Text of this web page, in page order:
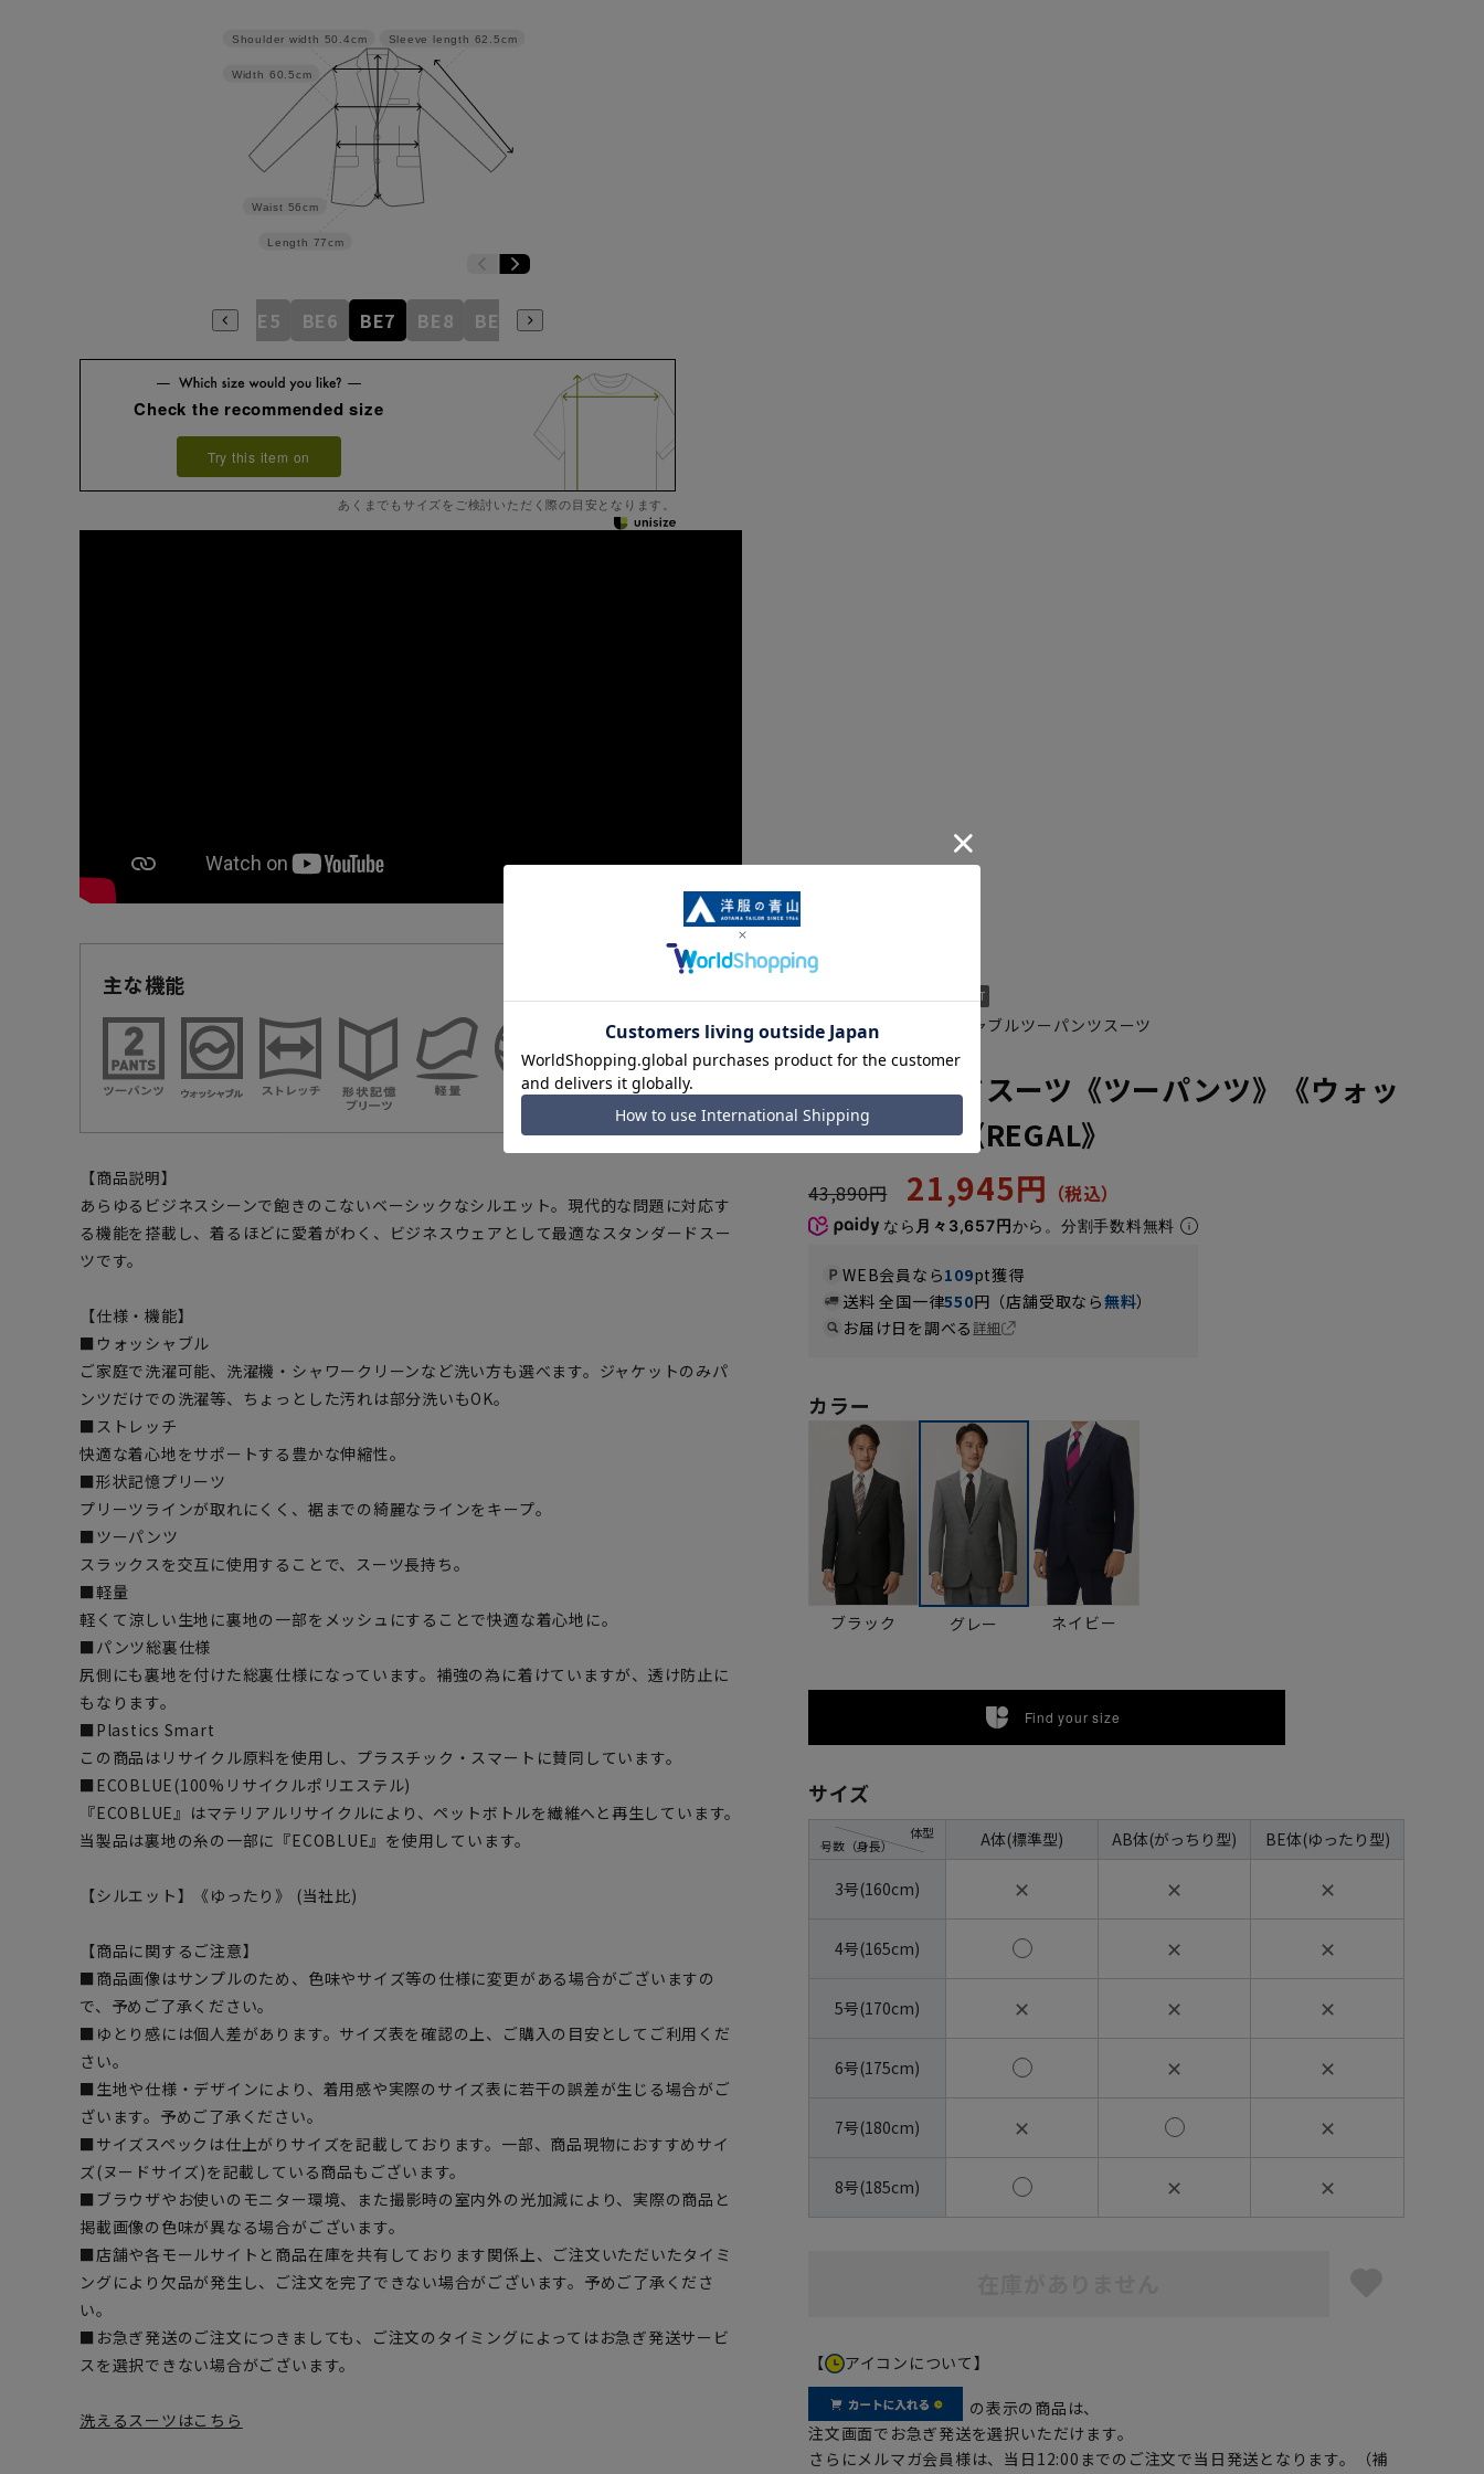
Sleeve length 62.5cm
Length 77cm
Waist 56cm
Width 60.5cm
Shoulder width 50.4cm
BE4 BE5 BE6 BE7 BE8 BE9 BE10
Check the recommended size
Try this item on
あくまでもサイズをご検討いただく際の目安となります。
主な機能
【商品説明】
あらゆるビジネスシーンで飽きのこないベーシックなシルエット。現代的な問題に対応す
る機能を搭載し、着るほどに愛着がわく、ビジネスウェアとして最適なスタンダードスー
ツです。
【仕様・機能】
■ウォッシャブル
ご家庭で洗濯可能、洗濯機・シャワークリーンなど洗い方も選べます。ジャケットのみパ
ンツだけでの洗濯等、ちょっとした汚れは部分洗いもOK。
■ストレッチ
快適な着心地をサポートする豊かな伸縮性。
■形状記憶プリーツ
プリーツラインが取れにくく、裾までの綺麗なラインをキープ。
■ツーパンツ
スラックスを交互に使用することで、スーツ長持ち。
■軽量
軽くて涼しい生地に裏地の一部をメッシュにすることで快適な着心地に。
■パンツ総裏仕様
尻側にも裏地を付けた総裏仕様になっています。補強の為に着けていますが、透け防止に
もなります。
■Plastics Smart
この商品はリサイクル原料を使用し、プラスチック・スマートに賛同しています。
■ECOBLUE(100%リサイクルポリエステル)
『ECOBLUE』はマテリアルリサイクルにより、ペットボトルを繊維へと再生しています。
当製品は裏地の糸の一部に『ECOBLUE』を使用しています。
【シルエット】《ゆったり》 (当社比)
【商品に関するご注意】
■商品画像はサンプルのため、色味やサイズ等の仕様に変更がある場合がございますの
で、予めご了承ください。
■ゆとり感には個人差があります。サイズ表を確認の上、ご購入の目安としてご利用くだ
さい。
■生地や仕様・デザインにより、着用感や実際のサイズ表に若干の誤差が生じる場合がご
ざいます。予めご了承ください。
■サイズスペックは仕上がりサイズを記載しております。一部、商品現物におすすめサイ
ズ(ヌードサイズ)を記載している商品もございます。
■ブラウザやお使いのモニター環境、また撮影時の室内外の光加減により、実際の商品と
掲載画像の色味が異なる場合がございます。
■店舗や各モールサイトと商品在庫を共有しております関係上、ご注文いただいたタイミ
ングにより欠品が発生し、ご注文を完了できない場合がございます。予めご了承くださ
い。
■お急ぎ発送のご注文につきましても、ご注文のタイミングによってはお急ぎ発送サービ
スを選択できない場合がございます。
洗えるスーツはこちら
軽くて涼しいウォッシャブルツーパンツスーツ
ASSG2311-53
スタンダードスーツ《ツーパンツ》《ウォッ
シャブル》《REGAL》
43,890円 21,945円
なら 月々3,657円から。分割手数料無料
WEB会員なら109pt獲得
送料 全国一律550円（店舗受取なら無料）
お届け日を調べる詳細
カラー
ブラック グレー ネイビー
Find your size
サイズ
号数（身長）
体型 A体(標準型) AB体(がっちり型) BE体(ゆったり型)
3号(160cm) ✕ ✕ ✕
4号(165cm) ✕ ✕
5号(170cm) ✕ ✕ ✕
6号(175cm) ✕ ✕
7号(180cm) ✕ ✕
8号(185cm) ✕ ✕
【 アイコンについて】
の表示の商品は、
注文画面でお急ぎ発送を選択いただけます。
さらにメルマガ会員様は、当日12:00までのご注文で当日発送となります。（補